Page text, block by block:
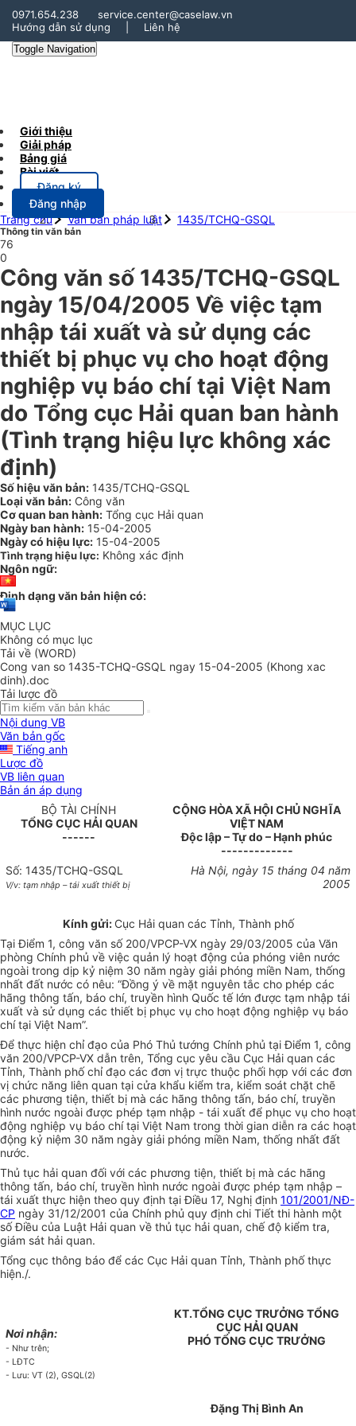
0971.654.238
service.center@caselaw.vn
Hướng dẫn sử dụng
Liên hệ
Toggle Navigation
Giới thiệu
Giải pháp
Bảng giá
Bài viết
Đăng ký
Đăng nhập
Trang chủ
Văn bản pháp luật 1435/TCHQ-GSQL
Thông tin văn bản
76
0
Công văn số 1435/TCHQ-GSQL
ngày 15/04/2005 Về việc tạm
nhập tái xuất và sử dụng các
thiết bị phục vụ cho hoạt động
nghiệp vụ báo chí tại Việt Nam
do Tổng cục Hải quan ban hành
(Tình trạng hiệu lực không xác
định)
Số hiệu văn bản: 1435/TCHQ-GSQL
Loại văn bản: Công văn
Cơ quan ban hành: Tổng cục Hải quan
Ngày ban hành: 15-04-2005
Ngày có hiệu lực: 15-04-2005
Tình trạng hiệu lực: Không xác định
Ngôn ngữ:
Định dạng văn bản hiện có:
MỤC LỤC
Không có mục lục
Tải về (WORD)
Cong van so 1435-TCHQ-GSQL ngay 15-04-2005 (Khong xac
dinh).doc
Tải lược đồ
Nội dung VB
Văn bản gốc
Tiếng anh
Lược đồ
VB liên quan
Bản án áp dụng
BỘ TÀI CHÍNH
TỔNG CỤC HẢI QUAN
------
CỘNG HÒA XÃ HỘI CHỦ NGHĨA
VIỆT NAM
Độc lập – Tự do – Hạnh phúc
-------------
Số: 1435/TCHQ-GSQL
V/v: tạm nhập – tái xuất thiết bị
Hà Nội, ngày 15 tháng 04 năm
2005
Kính gửi: Cục Hải quan các Tỉnh, Thành phố
Tại Điểm 1, công văn số 200/VPCP-VX ngày 29/03/2005 của Văn
phòng Chính phủ về việc quản lý hoạt động của phóng viên nước
ngoài trong dịp kỷ niệm 30 năm ngày giải phóng miền Nam, thống
nhất đất nước có nêu: “Đồng ý về mặt nguyên tắc cho phép các
hãng thông tấn, báo chí, truyền hình Quốc tế lớn được tạm nhập tái
xuất và sử dụng các thiết bị phục vụ cho hoạt động nghiệp vụ báo
chí tại Việt Nam”.
Để thực hiện chỉ đạo của Phó Thủ tướng Chính phủ tại Điểm 1, công
văn 200/VPCP-VX dẫn trên, Tổng cục yêu cầu Cục Hải quan các
Tỉnh, Thành phố chỉ đạo các đơn vị trực thuộc phối hợp với các đơn
vị chức năng liên quan tại cửa khẩu kiểm tra, kiểm soát chặt chẽ
các phương tiện, thiết bị mà các hãng thông tấn, báo chí, truyền
hình nước ngoài được phép tạm nhập - tái xuất để phục vụ cho hoạt
động nghiệp vụ báo chí tại Việt Nam trong thời gian diễn ra các hoạt
động kỷ niệm 30 năm ngày giải phóng miền Nam, thống nhất đất
nước.
Thủ tục hải quan đối với các phương tiện, thiết bị mà các hãng
thông tấn, báo chí, truyền hình nước ngoài được phép tạm nhập –
tái xuất thực hiện theo quy định tại Điều 17, Nghị định 101/2001/NĐ-
CP ngày 31/12/2001 của Chính phủ quy định chi Tiết thi hành một
số Điều của Luật Hải quan về thủ tục hải quan, chế độ kiểm tra,
giám sát hải quan.
Tổng cục thông báo để các Cục Hải quan Tỉnh, Thành phố thực
hiện./.
Nơi nhận:
- Như trên;
- LĐTC
- Lưu: VT (2), GSQL(2)
KT.TỔNG CỤC TRƯỞNG TỔNG
CỤC HẢI QUAN
PHÓ TỔNG CỤC TRƯỞNG
Đặng Thị Bình An